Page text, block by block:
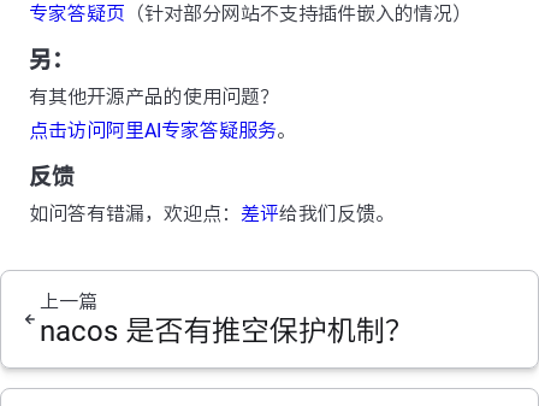
专家答疑页 （针对部分网站不支持插件嵌入的情况）
另：
有其他开源产品的使用问题？
点击访问阿里AI专家答疑服务。
反馈
如问答有错漏，欢迎点： 差评给我们反馈。
上一篇
nacos 是否有推空保护机制？